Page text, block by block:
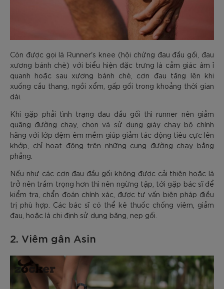
Còn được gọi là Runner's knee (hội chứng đau đầu gối, đau
xương bánh chè) với biểu hiện đặc trưng là cảm giác âm ỉ
quanh hoặc sau xương bánh chè, cơn đau tăng lên khi
xuống cầu thang, ngồi xổm, gấp gối trong khoảng thời gian
dài.
Khi gặp phải tình trạng đau đầu gối thì runner nên giảm
quãng đường chạy, chọn và sử dụng giày chạy bộ chính
hãng với lớp đệm êm mềm giúp giảm tác động tiêu cực lên
khớp, chỉ hoạt động trên những cung đường chạy bằng
phẳng.
Nếu như các cơn đau đầu gối không được cải thiện hoặc là
trở nên trầm trọng hơn thì nên ngừng tập, tới gặp bác sĩ để
kiểm tra, chẩn đoán chính xác, được tư vấn biện pháp điều
trị phù hợp. Các bác sĩ có thể kê thuốc chống viêm, giảm
đau, hoặc là chi định sử dụng băng, nẹp gối.
2. Viêm gân Asin